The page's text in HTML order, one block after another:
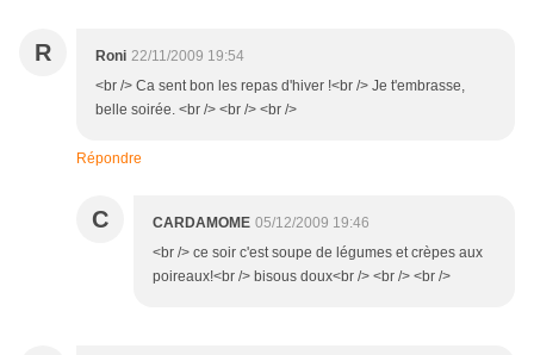
R Roni 22/11/2009 19:54
<br /> Ca sent bon les repas d'hiver !<br /> Je t'embrasse,
belle soirée. <br /> <br /> <br />
Répondre
C CARDAMOME 05/12/2009 19:46
<br /> ce soir c'est soupe de légumes et crèpes aux
poireaux!<br /> bisous doux<br /> <br /> <br />